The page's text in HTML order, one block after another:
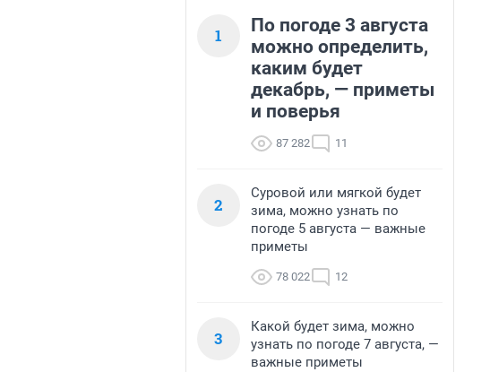
1
По погоде 3 августа
можно определить,
каким будет
декабрь, — приметы
и поверья
87 282 11
2
Суровой или мягкой будет
зима, можно узнать по
погоде 5 августа — важные
приметы
78 022 12
3
Какой будет зима, можно
узнать по погоде 7 августа, —
важные приметы